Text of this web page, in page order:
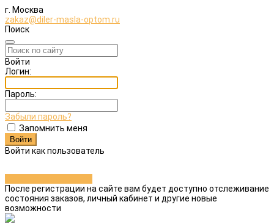
г. Москва
zakaz@diler-masla-optom.ru
Поиск
Войти
Логин:
Пароль:
Забыли пароль?
Запомнить меня
Войти как пользователь
После регистрации на сайте вам будет доступно отслеживание
состояния заказов, личный кабинет и другие новые
возможности